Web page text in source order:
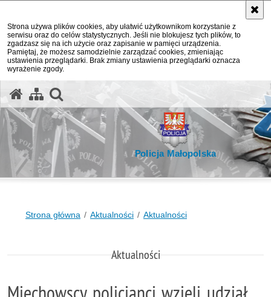
Strona używa plików cookies, aby ułatwić użytkownikom korzystanie z
serwisu oraz do celów statystycznych. Jeśli nie blokujesz tych plików, to
zgadzasz się na ich użycie oraz zapisanie w pamięci urządzenia.
Pamiętaj, że możesz samodzielnie zarządzać cookies, zmieniając
ustawienia przeglądarki. Brak zmiany ustawienia przeglądarki oznacza
wyrażenie zgody.
Policja Małopolska
Strona główna Aktualności Aktualności
Aktualności